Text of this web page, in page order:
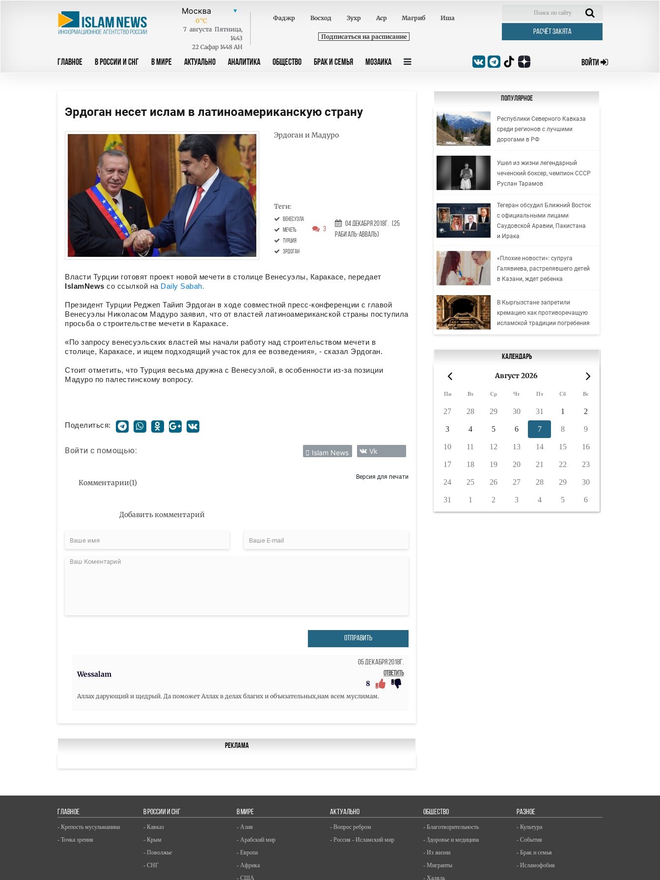
0°C
7 августа Пятница,
14:43
22 Сафар 1448 AH
Фаджр Восход Зухр Аср Магриб Иша
Подписаться на расписание
РАСЧЁТ ЗАКЯТА
ГЛАВНОЕ В РОССИИ И СНГ В МИРЕ АКТУАЛЬНО АНАЛИТИКА ОБЩЕСТВО БРАК И СЕМЬЯ МОЗАИКА ВОЙТИ
Эрдоган несет ислам в латиноамериканскую страну
Эрдоган и Мадуро
Теги:
Венесуэла
мечеть
Турция
Эрдоган
3
04 Декабря 2018г. (25
Раби аль-авваль)
Власти Турции готовят проект новой мечети в столице Венесуэлы, Каракасе, передает
IslamNews со ссылкой на Daily Sabah.
Президент Турции Реджеп Тайип Эрдоган в ходе совместной пресс-конференции с главой
Венесуэлы Николасом Мадуро заявил, что от властей латиноамериканской страны поступила
просьба о строительстве мечети в Каракасе.
«По запросу венесуэльских властей мы начали работу над строительством мечети в
столице, Каракасе, и ищем подходящий участок для ее возведения», - сказал Эрдоган.
Стоит отметить, что Турция весьма дружна с Венесуэлой, в особенности из-за позиции
Мадуро по палестинскому вопросу.
Поделиться:
Войти с помощью: Islam News Vk
Комментарии(1)
Версия для печати
Добавить комментарий
ОТПРАВИТЬ
Wessalam
05 Декабря 2018г.
Ответить
8
Аллах дарующий и щедрый. Да поможет Аллах в делах благих и объязательных,нам всем муслимам.
Реклама
Популярное
Республики Северного Кавказа
среди регионов с лучшими
дорогами в РФ
Ушел из жизни легендарный
чеченский боксер, чемпион СССР
Руслан Тарамов
Тегеран обсудил Ближний Восток
с официальными лицами
Саудовской Аравии, Пакистана
и Ирака
«Плохие новости»: супруга
Галявиева, растрелявшего детей
в Казани, ждет ребенка
В Кыргызстане запретили
кремацию как противоречащую
исламской традиции погребения
Календарь
Август 2026
Пн Вт Ср Чт Пт Сб Вс
27 28 29 30 31 1 2
3 4 5 6 7 8 9
10 11 12 13 14 15 16
17 18 19 20 21 22 23
24 25 26 27 28 29 30
31 1 2 3 4 5 6
ГЛАВНОЕ
- Крепость мусульманина
- Точка зрения
В РОССИИ И СНГ
- Кавказ
- Крым
- Поволжье
- СНГ
В МИРЕ
- Азия
- Арабский мир
- Европа
- Африка
- США
АКТУАЛЬНО
- Вопрос ребром
- Россия - Исламский мир
ОБЩЕСТВО
- Благотворительность
- Здоровье и медицина
- Из жизни
- Мигранты
- Халяль
РАЗНОЕ
- Культура
- События
- Брак и семья
- Исламофобия